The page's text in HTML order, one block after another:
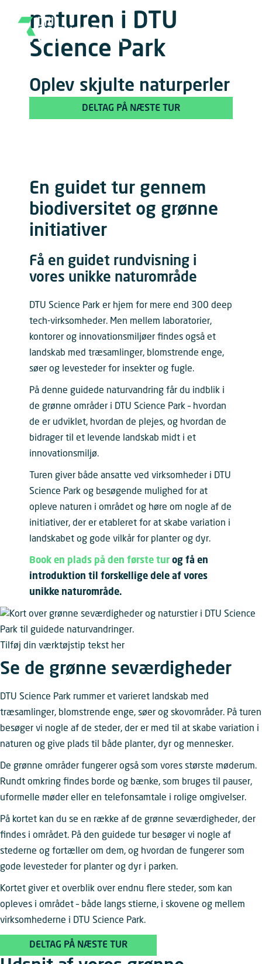
naturen i DTU
Science Park
Oplev skjulte naturperler
DELTAG PÅ NÆSTE TUR
En guidet tur gennem
biodiversitet og grønne
initiativer
Få en guidet rundvisning i
vores unikke naturområde
DTU Science Park er hjem for mere end 300 deep
tech-virksomheder. Men mellem laboratorier,
kontorer og innovationsmiljøer findes også et
landskab med træsamlinger, blomstrende enge,
søer og levesteder for insekter og fugle.
På denne guidede naturvandring får du indblik i
de grønne områder i DTU Science Park – hvordan
de er udviklet, hvordan de plejes, og hvordan de
bidrager til et levende landskab midt i et
innovationsmiljø.
Turen giver både ansatte ved virksomheder i DTU
Science Park og besøgende mulighed for at
opleve naturen i området og høre om nogle af de
initiativer, der er etableret for at skabe variation i
landskabet og gode vilkår for planter og dyr.
Book en plads på den første tur og få en
introduktion til forskellige dele af vores
unikke naturområde.
Tilføj din værktøjstip tekst her
Se de grønne seværdigheder
DTU Science Park rummer et varieret landskab med
træsamlinger, blomstrende enge, søer og skovområder. På turen
besøger vi nogle af de steder, der er med til at skabe variation i
naturen og give plads til både planter, dyr og mennesker.
De grønne områder fungerer også som vores største møderum.
Rundt omkring findes borde og bænke, som bruges til pauser,
uformelle møder eller en telefonsamtale i rolige omgivelser.
På kortet kan du se en række af de grønne seværdigheder, der
findes i området. På den guidede tur besøger vi nogle af
stederne og fortæller om dem, og hvordan de fungerer som
gode levesteder for planter og dyr i parken.
Kortet giver et overblik over endnu flere steder, som kan
opleves i området – både langs stierne, i skovene og mellem
virksomhederne i DTU Science Park.
DELTAG PÅ NÆSTE TUR